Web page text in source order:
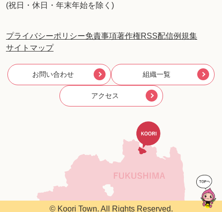
(祝日・休日・年末年始を除く)
プライバシーポリシー免責事項著作権RSS配信例規集
サイトマップ
お問い合わせ 組織一覧
アクセス
© Koori Town. All Rights Reserved.